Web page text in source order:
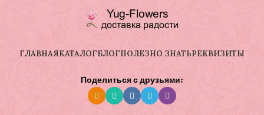
ГЛАВНАЯКАТАЛОГБЛОГПОЛЕЗНО ЗНАТЬРЕКВИЗИТЫ
Поделиться с друзьями: